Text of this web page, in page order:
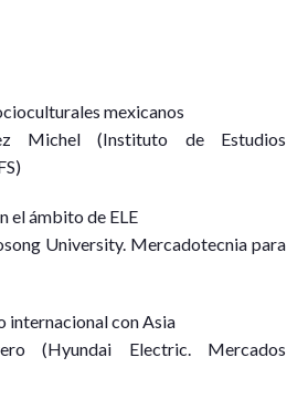
mexicanos
Michel (Instituto de Estudios
el ámbito de ELE
University. Mercadotecnia para
internacional con Asia
(Hyundai Electric. Mercados